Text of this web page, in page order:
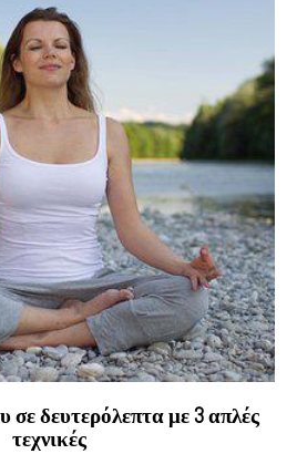
σε δευτερόλεπτα με 3 απλές
τεχνικές